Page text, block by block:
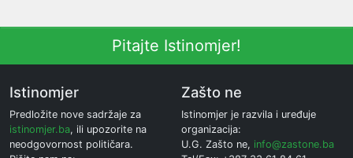
Pitajte Istinomjer!
Istinomjer
Predložite nove sadržaje za
istinomjer.ba, ili upozorite na
neodgovornost političara.
Zašto ne
Istinomjer je razvila i uređuje
organizacija:
U.G. Zašto ne, info@zastone.ba